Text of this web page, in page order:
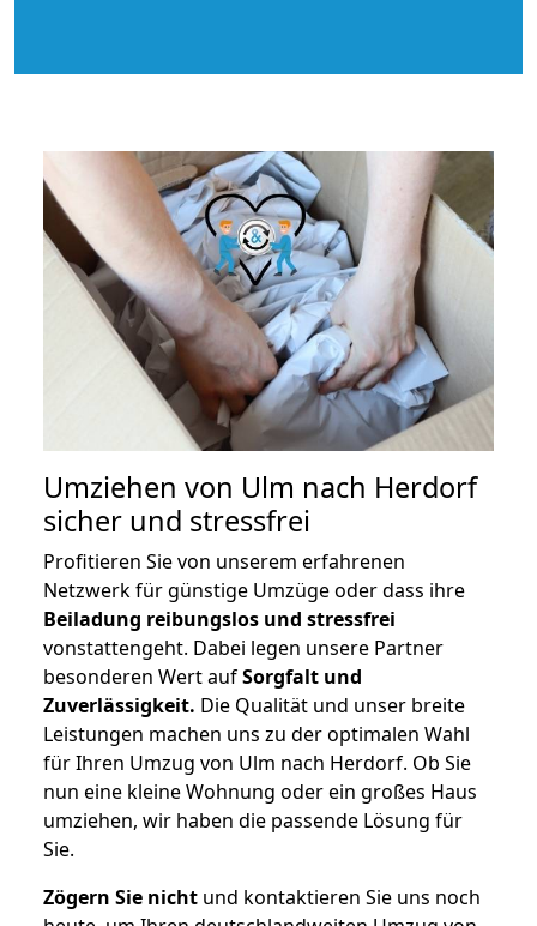
Umziehen von Ulm nach Herdorf
sicher und stressfrei
Profitieren Sie von unserem erfahrenen
Netzwerk für günstige Umzüge oder dass ihre
Beiladung reibungslos und stressfrei
vonstattengeht. Dabei legen unsere Partner
besonderen Wert aufSorgfalt und
Zuverlässigkeit. Die Qualität und unser breite
Leistungen machen uns zu der optimalen Wahl
für Ihren Umzug von Ulm nach Herdorf. Ob Sie
nun eine kleine Wohnung oder ein großes Haus
umziehen, wir haben die passende Lösung für
Sie.
Zögern Sie nicht und kontaktieren Sie uns noch